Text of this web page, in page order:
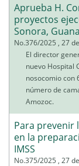
Aprueba H.
proyectos
Sonora,
No.376/2025 , 27
El director
nuevo Hospital
nosocomio con
número de
Amozoc.
Para prevenir
en la
IMSS
No.375/2025 , 27